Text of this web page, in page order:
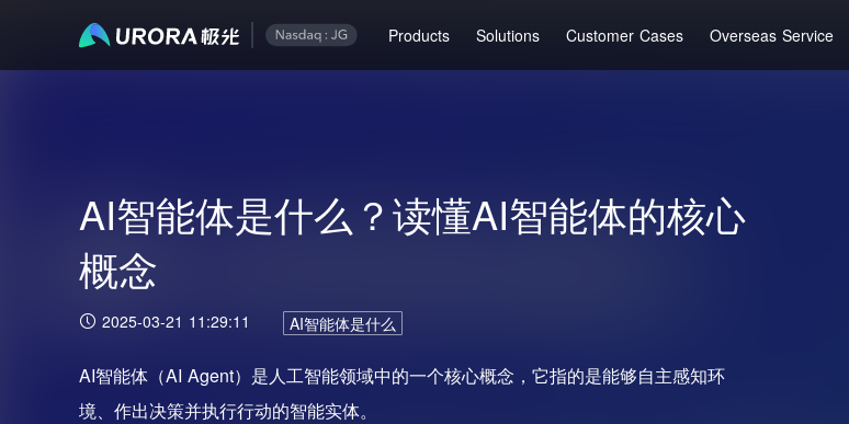
Products Solutions Customer Cases Overseas Service
AI智能体是什么？读懂AI智能体的核心
概念
2025-03-21 11:29:11 AI智能体是什么
AI智能体（AI Agent）是人工智能领域中的一个核心概念，它指的是能够自主感知环
境、作出决策并执行行动的智能实体。